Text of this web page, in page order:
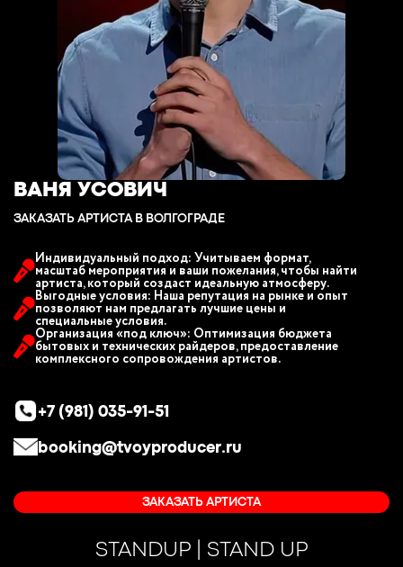
ВАНЯ УСОВИЧ
ЗАКАЗАТЬ АРТИСТА В ВОЛГОГРАДE
Индивидуальный подход: Учитываем формат,
масштаб мероприятия и ваши пожелания, чтобы найти
артиста, который создаст идеальную атмосферу.
Выгодные условия: Наша репутация на рынке и опыт
позволяют нам предлагать лучшие цены и
специальные условия.
Организация «под ключ»: Оптимизация бюджета
бытовых и технических райдеров, предоставление
комплексного сопровождения артистов.
+7 (981) 035-91-51
booking@tvoyproducer.ru
ЗАКАЗАТЬ АРТИСТА
STANDUP | STAND UP